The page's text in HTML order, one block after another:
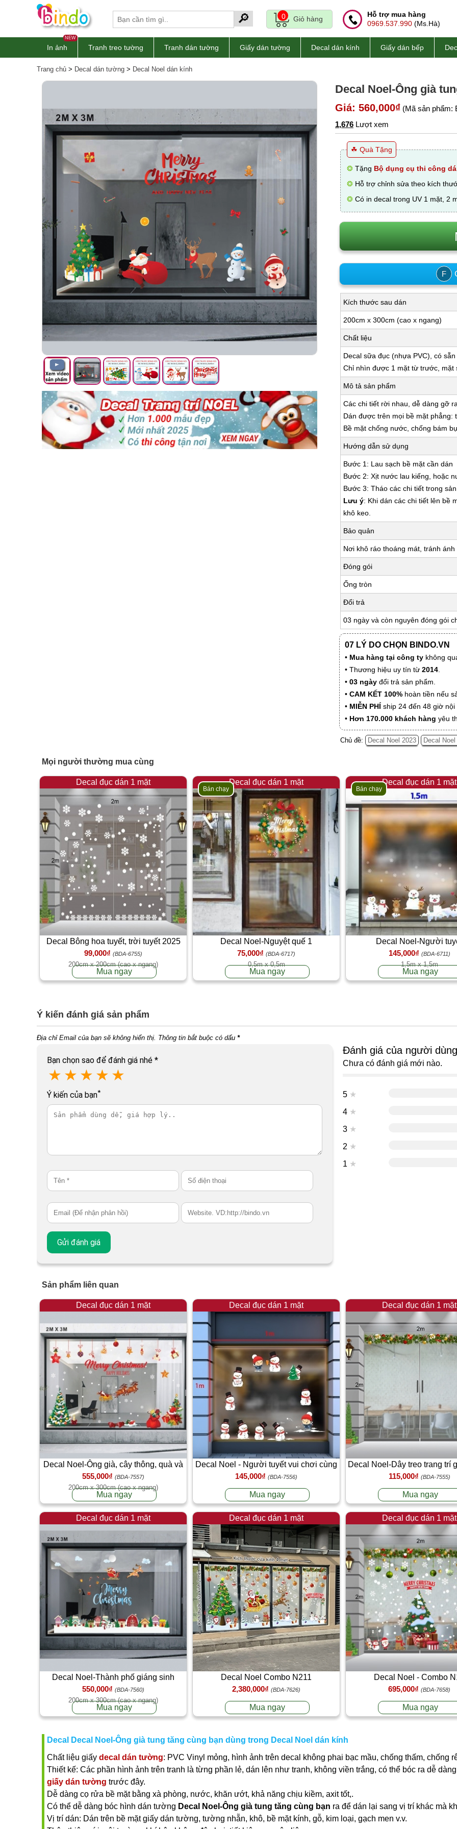
🔎 0 Giỏ hàng
Hỗ trợ mua hàng
0969.537.990 (Ms.Hà)
NEW
In ảnh Tranh treo tường Tranh dán tường Giấy dán tường Decal dán kính Giấy dán bếp
Trang chủ > Decal dán tường > Decal Noel dán kính
Decal Noel-Ông già
Giá: 560,000₫ (Mã sản phẩm:
1,676 Lượt xem
☘ Quà Tặng
❂ Tặng Bộ dụng cụ thi công
❂ Hỗ trợ chỉnh sửa theo kích
❂ Có in decal trong UV 1 mặt, 2
F
Kích thước sau dán
200cm x 300cm (cao x ngang)
Chất liệu
Decal sữa đục (nhựa PVC), có
Chỉ nhìn được 1 mặt từ trước, mặt
Mô tả sản phẩm
Các chi tiết rời nhau, dễ dàng gỡ
Dán được trên mọi bề mặt phẳng:
Bề mặt chống nước, chống bám
Hướng dẫn sử dụng
Bước 1: Lau sạch bề mặt cần dán
Bước 2: Xịt nước lau kiếng, hoặc
Bước 3: Tháo các chi tiết trong
Lưu ý: Khi dán các chi tiết lên bề
khô keo.
Bảo quản
Nơi khô ráo thoáng mát, tránh
Đóng gói
Ống tròn
Đổi trả
03 ngày và còn nguyên đóng gói
07 LÝ DO CHỌN BINDO.VN
• Mua hàng tại công ty không
• Thương hiệu uy tín từ 2014
• 03 ngày đổi trả sản phẩm.
• CAM KẾT 100% hoàn tiền nếu
• MIỄN PHÍ ship 24 đến 48 giờ
• Hơn 170.000 khách hàng yêu
Chủ đề: Decal Noel 2023 Decal
Mọi người thường mua cùng
Decal đục dán 1 mặt
Decal Bông hoa tuyết, trời tuyết 2025
99,000₫ (BDA-6755)
200cm x 200cm (cao x ngang)
Mua ngay
Decal đục dán 1 mặt
Bán chạy
Decal Noel-Nguyệt quế 1
75,000₫ (BDA-6717)
0,5m x 0,5m
Mua ngay
Decal đục dán 1 mặt
Bán chạy
Decal Noel-Người
145,000₫ (BDA-6711)
1,5m x 1,5m
Mua ngay
Ý kiến đánh giá sản phẩm
Địa chỉ Email của bạn sẽ không hiển thị. Thông tin bắt buộc có dấu *
Bạn chọn sao để đánh giá nhé *
★ ★ ★ ★ ★
Ý kiến của bạn*
Đánh giá của người dùng
Chưa có đánh giá mới nào.
5 ★
4 ★
3 ★
2 ★
1 ★
Sản phẩm liên quan
Decal đục dán 1 mặt
Decal Noel-Ông già, cây thông, quà và
dây treo giáng sinh
555,000₫ (BDA-7557)
200cm x 300cm (cao x ngang)
Mua ngay
Decal đục dán 1 mặt
Decal Noel - Người tuyết vui chơi cùng
bạn
145,000₫ (BDA-7556)
Mua ngay
Decal đục dán 1 mặt
Decal Noel-Dây treo trang trí
bánh kẹo và hộp quà
115,000₫ (BDA-7555)
Mua ngay
Decal đục dán 1 mặt
Decal Noel-Thành phố giáng sinh
550,000₫ (BDA-7560)
200cm x 300cm (cao x ngang)
Mua ngay
Decal đục dán 1 mặt
Decal Noel Combo N211
2,380,000₫ (BDA-7626)
Mua ngay
Decal đục dán 1 mặt
Decal Noel - Combo
695,000₫ (BDA-7658)
Mua ngay
Decal Decal Noel-Ông già tung tăng cùng bạn dùng trong Decal Noel dán kính
Chất liệu giấy decal dán tường: PVC Vinyl mỏng, hình ảnh trên decal không phai bạc mầu, chống thấm, chống
Thiết kế: Các phần hình ảnh trên tranh là từng phần lẻ, dán lên như tranh, không viền trắng, có thể bóc ra dễ
giấy dán tường trước đây.
Dễ dàng cọ rửa bề mặt bằng xà phòng, nước, khăn ướt, khả năng chịu kiềm, axit tốt,.
Có thể dễ dàng bóc hình dán tường Decal Noel-Ông già tung tăng cùng bạn ra để dán lại sang vị trí khác mà
Vị trí dán: Dán trên bề mặt giấy dán tường, tường nhẵn, khô, bề mặt kính, gỗ, kim loại, gạch men v.v.